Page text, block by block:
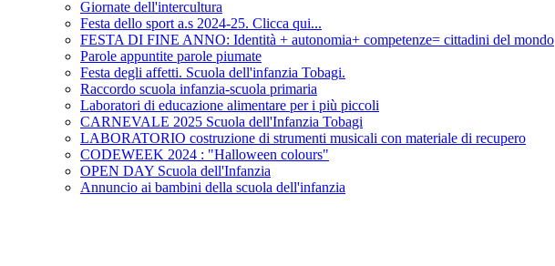
Giornate dell'intercultura
Festa dello sport a.s 2024-25. Clicca qui...
FESTA DI FINE ANNO: Identità + autonomia+ competenze= cittadini del mondo
Parole appuntite parole piumate
Festa degli affetti. Scuola dell'infanzia Tobagi.
Raccordo scuola infanzia-scuola primaria
Laboratori di educazione alimentare per i più piccoli
CARNEVALE 2025 Scuola dell'Infanzia Tobagi
LABORATORIO costruzione di strumenti musicali con materiale di recupero
CODEWEEK 2024 : "Halloween colours"
OPEN DAY Scuola dell'Infanzia
Annuncio ai bambini della scuola dell'infanzia